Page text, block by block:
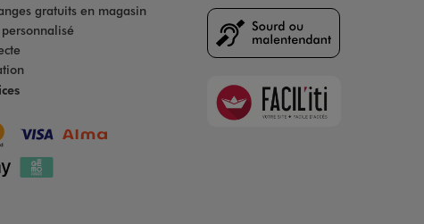
gratuits en magasin
Faciliti